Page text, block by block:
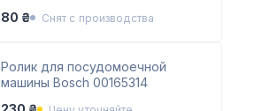
80 ₴
Снят с производства
Ролик для посудомоечной
машины Bosch 00165314